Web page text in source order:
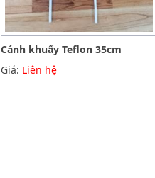
Cánh khuấy Teflon 35cm
Giá: Liên hệ